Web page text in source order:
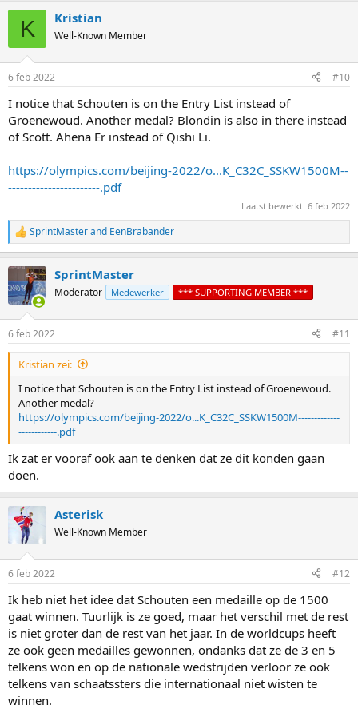
K Kristian
Well-Known Member
6 feb 2022 #10
I notice that Schouten is on the Entry List instead of
Groenewoud. Another medal? Blondin is also in there instead
of Scott. Ahena Er instead of Qishi Li.
https://olympics.com/beijing-2022/o...K_C32C_SSKW1500M--
-----------------------.pdf
Laatst bewerkt: 6 feb 2022
R
e
t
i
n
s
:
SprintMasterand EenBrabander
SprintMaster
Moderator Medewerker *** SUPPORTING MEMBER ***
6 feb 2022 #11
Kristian zei:
I notice that Schouten is on the Entry List instead of Groenewoud.
Another medal?
https://olympics.com/beijing-2022/o...K_C32C_SSKW1500M-------------
------------.pdf
Ik zat er vooraf ook aan te denken dat ze dit konden gaan
doen.
Asterisk
Well-Known Member
6 feb 2022 #12
Ik heb niet het idee dat Schouten een medaille op de 1500
gaat winnen. Tuurlijk is ze goed, maar het verschil met de rest
is niet groter dan de rest van het jaar. In de worldcups heeft
ze ook geen medailles gewonnen, ondanks dat ze de 3 en 5
telkens won en op de nationale wedstrijden verloor ze ook
telkens van schaatssters die internationaal niet wisten te
winnen.